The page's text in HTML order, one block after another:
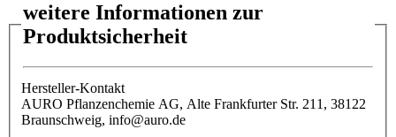
weitere Informationen zur
Produktsicherheit
Hersteller-Kontakt
AURO Pflanzenchemie AG, Alte Frankfurter Str. 211, 38122
Braunschweig, info@auro.de